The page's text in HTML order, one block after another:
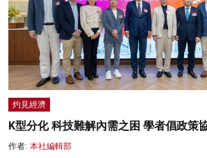
灼見經濟
K型分化 科技難解內需之困 學者倡政策
作者: 本社編輯部